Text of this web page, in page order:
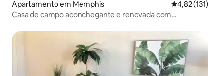
Apartamento em Memphis Classificação
4,82 (131)
Casa de campo aconchegante e renovada com